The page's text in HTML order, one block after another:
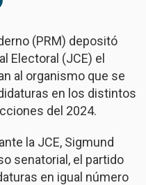
(PRM) depositó
Electoral (JCE) el
al organismo que se
en los distintos
del 2024.
la JCE, Sigmund
senatorial, el partido
en igual número